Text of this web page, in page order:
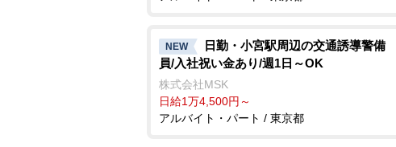
NEW
日勤・小宮駅周辺の交通誘導警備
員/入社祝い金あり/週1日～OK
株式会社MSK
日給1万4,500円～
アルバイト・パート / 東京都